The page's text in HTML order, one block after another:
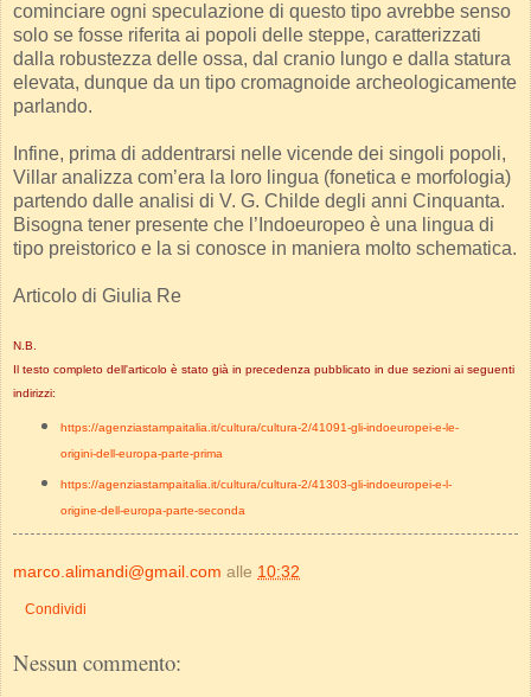
cominciare ogni speculazione di questo tipo avrebbe senso
solo se fosse riferita ai popoli delle steppe, caratterizzati
dalla robustezza delle ossa, dal cranio lungo e dalla statura
elevata, dunque da un tipo cromagnoide archeologicamente
parlando.
Infine, prima di addentrarsi nelle vicende dei singoli popoli,
Villar analizza com’era la loro lingua (fonetica e morfologia)
partendo dalle analisi di V. G. Childe degli anni Cinquanta.
Bisogna tener presente che l’Indoeuropeo è una lingua di
tipo preistorico e la si conosce in maniera molto schematica.
Articolo di Giulia Re
N.B.
Il testo completo dell'articolo è stato già in precedenza pubblicato in due sezioni ai seguenti
indirizzi:
https://agenziastampaitalia.it/cultura/cultura-2/41091-gli-indoeuropei-e-le-
origini-dell-europa-parte-prima
https://agenziastampaitalia.it/cultura/cultura-2/41303-gli-indoeuropei-e-l-
origine-dell-europa-parte-seconda
marco.alimandi@gmail.com alle 10:32
Condividi
Nessun commento: